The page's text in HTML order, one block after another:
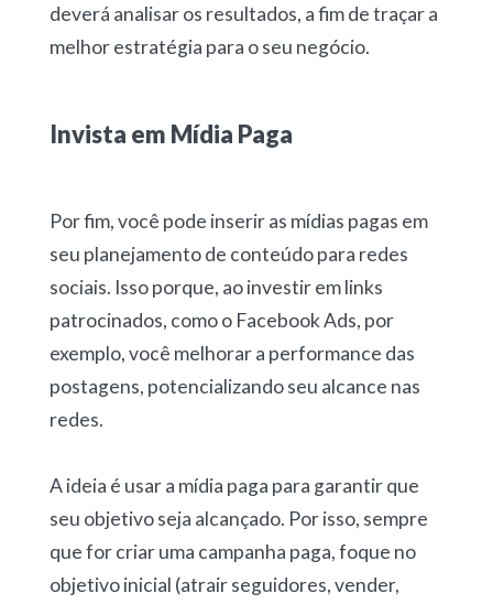
deverá analisar os resultados, a fim de traçar a
melhor estratégia para o seu negócio.
Invista em Mídia Paga
Por fim, você pode inserir as mídias pagas em
seu planejamento de conteúdo para redes
sociais. Isso porque, ao investir em links
patrocinados, como o Facebook Ads, por
exemplo, você melhorar a performance das
postagens, potencializando seu alcance nas
redes.
A ideia é usar a mídia paga para garantir que
seu objetivo seja alcançado. Por isso, sempre
que for criar uma campanha paga, foque no
objetivo inicial (atrair seguidores, vender,